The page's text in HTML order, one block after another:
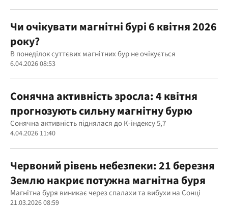
Чи очікувати магнітні бурі 6 квітня 2026
року?
В понеділок суттєвих магнітних бур не очікується
6.04.2026 08:53
Сонячна активність зросла: 4 квітня
прогнозують сильну магнітну бурю
Сонячна активність піднялася до К-індексу 5,7
4.04.2026 11:40
Червоний рівень небезпеки: 21 березня
Землю накриє потужна магнітна буря
Магнітна буря виникає через спалахи та вибухи на Сонці
21.03.2026 08:59